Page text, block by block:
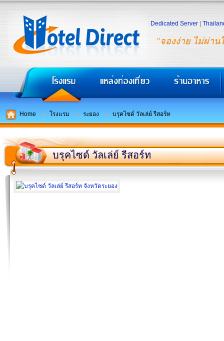
"จองง่าย ไม่ผ่าน
Dedicated Server
Home โรงแรม ระยอง บรุคไซด์ วัลเล่ย์ รีสอร์ท
บรุคไซด์ วัลเล่ย์ รีสอร์ท